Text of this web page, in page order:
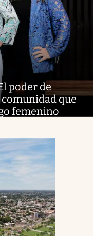
poder de
que
femenino